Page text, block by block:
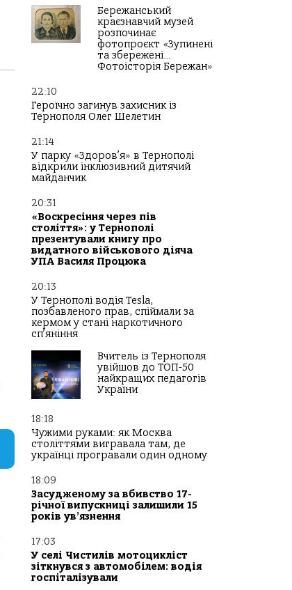
Бережанський
краєзнавчий музей
розпочинає
фотопроєкт «Зупинені
та збережені…
Фотоісторія Бережан»
22:10
Героїчно загинув захисник із
Тернополя Олег Шелетин
21:14
У парку «Здоров’я» в Тернополі
відкрили інклюзивний дитячий
майданчик
20:31
«Воскресіння через пів
століття»: у Тернополі
презентували книгу про
видатного військового діяча
УПА Василя Процюка
20:13
У Тернополі водія Tesla,
позбавленого прав, спіймали за
кермом у стані наркотичного
сп’яніння
Вчитель із Тернополя
увійшов до ТОП-50
найкращих педагогів
України
18:18
Чужими руками: як Москва
століттями вигравала там, де
українці програвали один одному
18:09
Засудженому за вбивство 17-
річної випускниці залишили 15
років ув’язнення
17:03
У селі Чистилів мотоцикліст
зіткнувся з автомобілем: водія
госпіталізували